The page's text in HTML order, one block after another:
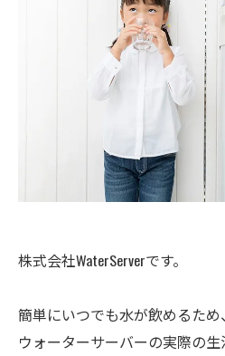
株式会社WaterServerです。
簡単にいつでも水が飲めるた
ウォーターサーバーの実際の